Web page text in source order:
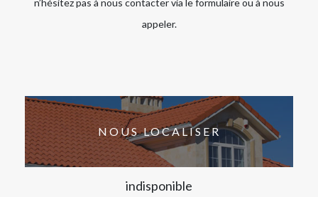
appeler.
NOUS LOCALISER
indisponible